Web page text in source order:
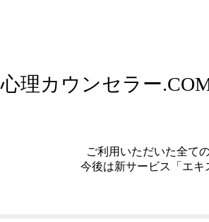
心理カウンセラー
ご利用いただいた全て
今後は新サービス「エ